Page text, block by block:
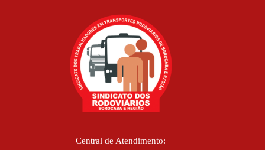
Central de Atendimento: